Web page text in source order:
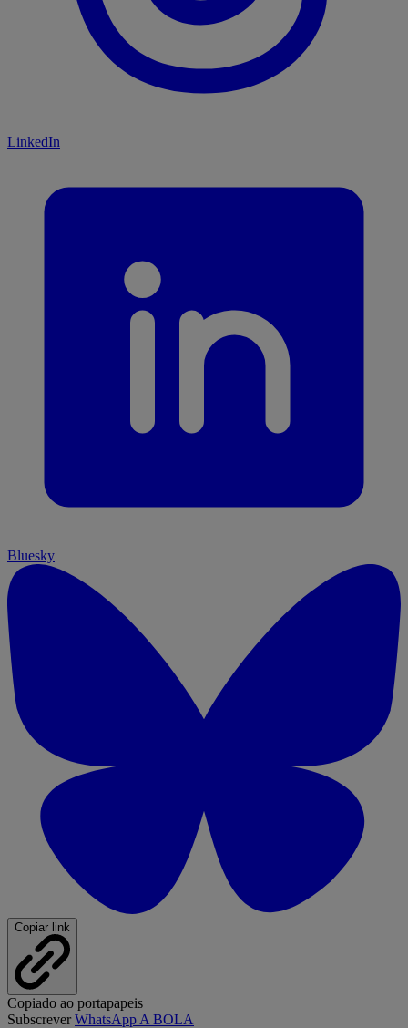
LinkedIn
Bluesky
Copiar link
Copiado ao portapapeis
SubscreverWhatsApp A BOLA